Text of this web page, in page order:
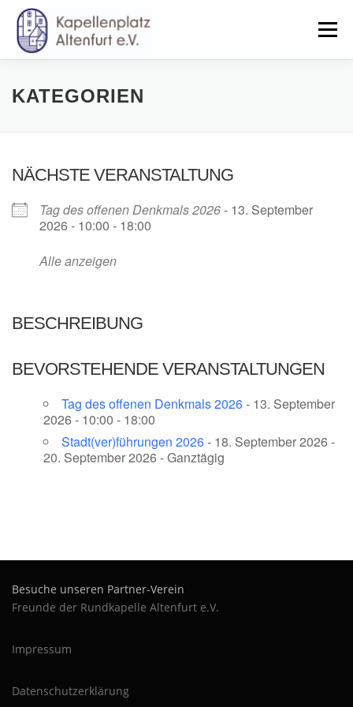
Inhalt
springen
Menü
HOME NEWS
KATEGORIEN
NÄCHSTE VERANSTALTUNG
Tag des offenen Denkmals 2026- 13. September
2026 - 10:00 - 18:00
Alle anzeigen
BESCHREIBUNG
BEVORSTEHENDE VERANSTALTUNGEN
Tag des offenen Denkmals 2026- 13. September
2026 - 10:00 - 18:00
Stadt(ver)­führungen 2026- 18. September 2026 -
20. September 2026 - Ganztägig
Besuche unseren Partner-Verein
Freunde der Rundkapelle Altenfurt e.V.
Impressum
Datenschutzerklärung